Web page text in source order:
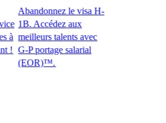
Abandonnez le visa H-
1B. Accédez aux
meilleurs talents avec
G-P portage salarial
(EOR)™.​​